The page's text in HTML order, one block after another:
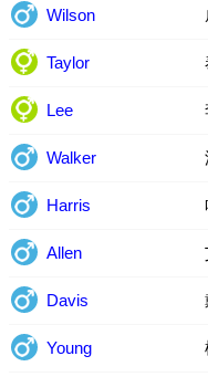
Wilson
Taylor
Lee
Walker
Harris
Allen
Davis
Young